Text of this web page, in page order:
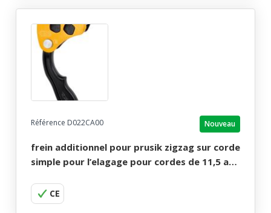
Référence D022CA00 Nouveau
frein additionnel pour prusik zigzag sur corde
simple pour l’elagage pour cordes de 11,5 a
CE